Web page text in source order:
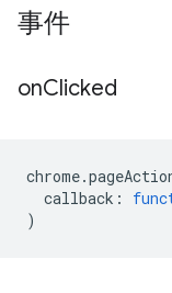
事件
onClicked
chrome.
callback :
)